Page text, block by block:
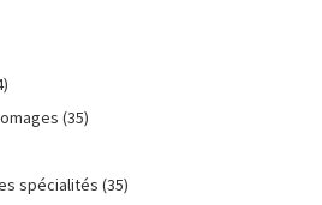
(35)
spécialités (35)